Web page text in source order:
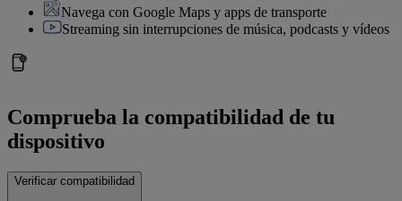
Navega con Google Maps y apps de transporte
Streaming sin interrupciones de música, podcasts y vídeos
Comprueba la compatibilidad de tu
dispositivo
Verificar compatibilidad